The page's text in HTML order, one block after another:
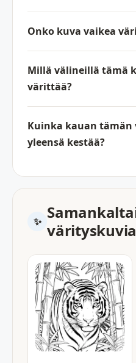
Onko kuva vaikea
Millä välineillä tämä
värittää?
Kuinka kauan
yleensä kestää?
värityskuvia